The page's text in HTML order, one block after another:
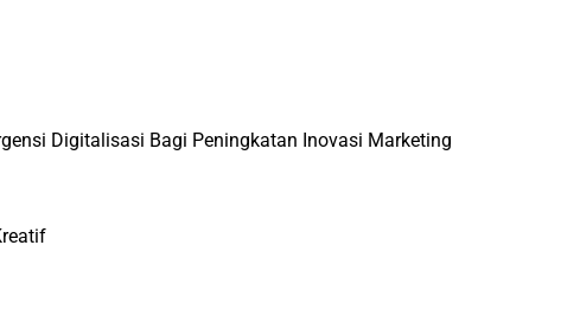
Digitalisasi Bagi Peningkatan Inovasi Marketing